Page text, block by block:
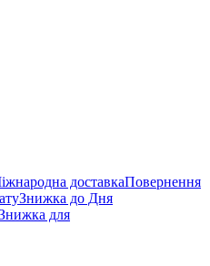
доставкаПовернення
Знижка до Дня
для